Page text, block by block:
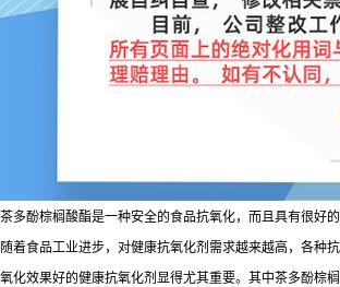
茶多酚棕榈酸酯是一种安全的食品抗氧化，而且具有很好
随着食品工业进步，对健康抗氧化剂需求越来越高，各种
氧化效果好的健康抗氧化剂显得尤其重要。其中茶多酚棕